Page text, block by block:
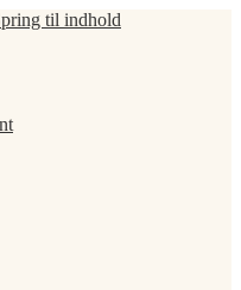
til indhold